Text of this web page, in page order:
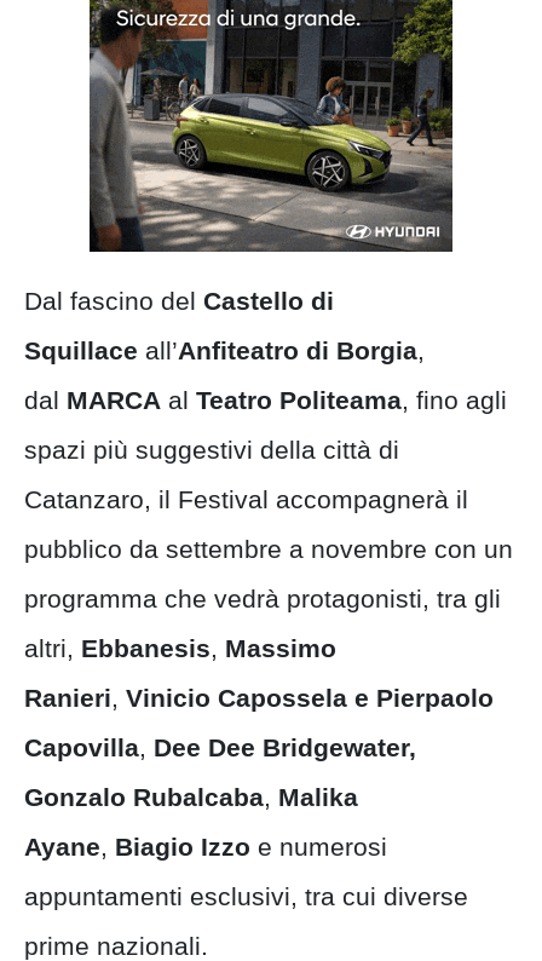
Dal fascino del Castello di
Squillace all’Anfiteatro di Borgia,
dal MARCA al Teatro Politeama, fino agli
spazi più suggestivi della città di
Catanzaro, il Festival accompagnerà il
pubblico da settembre a novembre con un
programma che vedrà protagonisti, tra gli
altri, Ebbanesis, Massimo
Ranieri, Vinicio Capossela e Pierpaolo
Capovilla, Dee Dee Bridgewater,
Gonzalo Rubalcaba, Malika
Ayane, Biagio Izzo e numerosi
appuntamenti esclusivi, tra cui diverse
prime nazionali.